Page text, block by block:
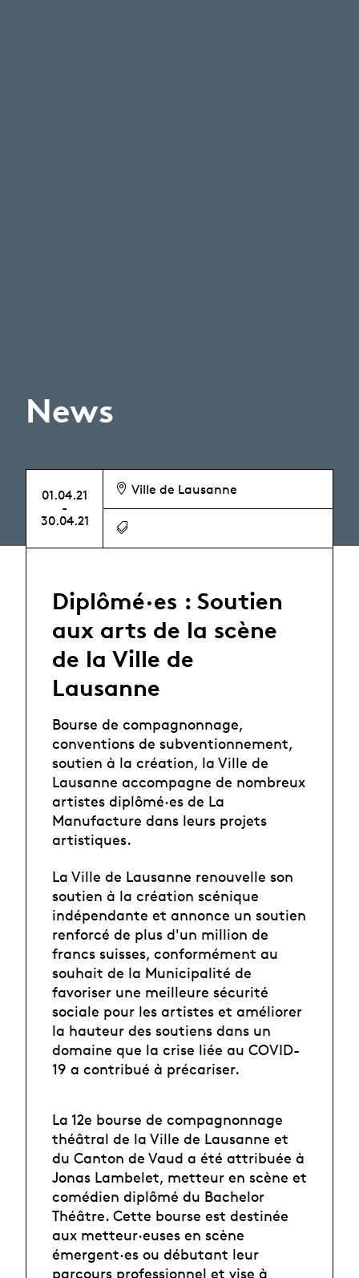
News
01.04.21
-
30.04.21
Ville de Lausanne
Diplômé·es : Soutien
aux arts de la scène
de la Ville de
Lausanne
Bourse de compagnonnage,
conventions de subventionnement,
soutien à la création, la Ville de
Lausanne accompagne de nombreux
artistes diplômé·es de La
Manufacture dans leurs projets
artistiques.
La Ville de Lausanne renouvelle son
soutien à la création scénique
indépendante et annonce un soutien
renforcé de plus d'un million de
francs suisses, conformément au
souhait de la Municipalité de
favoriser une meilleure sécurité
sociale pour les artistes et améliorer
la hauteur des soutiens dans un
domaine que la crise liée au COVID-
19 a contribué à précariser.
La 12e bourse de compagnonnage
théâtral de la Ville de Lausanne et
du Canton de Vaud a été attribuée à
Jonas Lambelet, metteur en scène et
comédien diplômé du Bachelor
Théâtre. Cette bourse est destinée
aux metteur·euses en scène
émergent·es ou débutant leur
parcours professionnel et vise à